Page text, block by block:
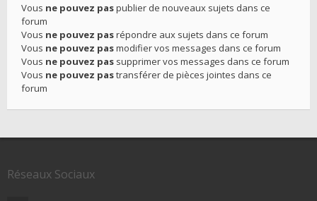
Vous ne pouvez paspublier de nouveaux sujets dans ce
forum
Vous ne pouvez pasrépondre aux sujets dans ce forum
Vous ne pouvez pasmodifier vos messages dans ce forum
Vous ne pouvez pas supprimer vos messages dans ce forum
Vous ne pouvez pastransférer de pièces jointes dans ce
forum
Réseaux Sociaux